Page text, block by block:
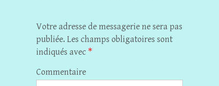
Votre adresse de messagerie ne sera pas
publiée. Les champs obligatoires sont
indiqués avec *
Commentaire